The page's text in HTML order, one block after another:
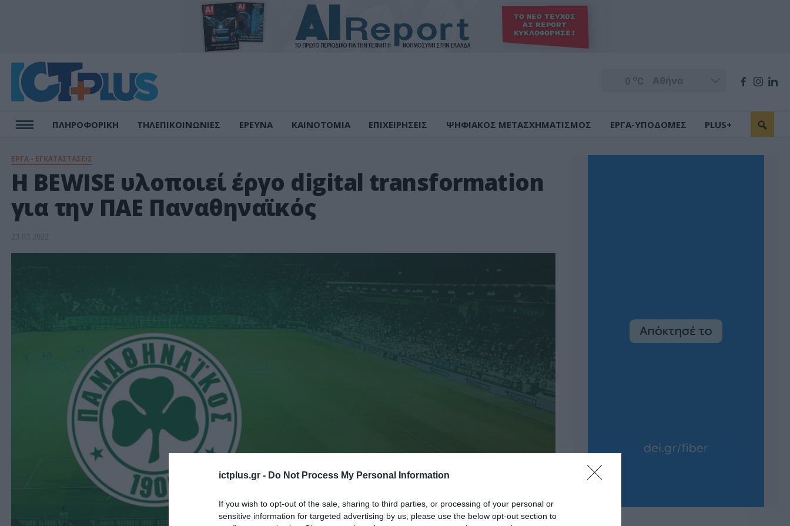
ictplus.gr - Do Not Process My Personal Information
If you wish to opt-out of the sale, sharing to third parties, or processing of your personal or
sensitive information for targeted advertising by us, please use the below opt-out section to
0 oC
ΠΛΗΡΟΦΟΡΙΚΗ ΤΗΛΕΠΙΚΟΙΝΩΝΙΕΣ ΕΡΕΥΝΑ ΚΑΙΝΟΤΟΜΙΑ ΕΠΙΧΕΙΡΗΣΕΙΣ ΨΗΦΙΑΚΟΣ ΜΕΤΑΣΧΗΜΑΤΙΣΜΟΣ ΕΡΓΑ-ΥΠΟΔΟΜΕΣ PLUS+
ΕΡΓΑ - ΕΓΚΑΤΑΣΤΑΣΕΙΣ
Η BEWISE υλοποιεί έργο digital transformation
για την ΠΑΕ Παναθηναϊκός
23.03.2022